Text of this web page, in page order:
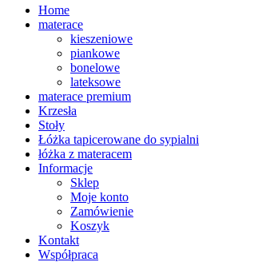
Home
materace
kieszeniowe
piankowe
bonelowe
lateksowe
materace premium
Krzesła
Stoły
Łóżka tapicerowane do sypialni
łóżka z materacem
Informacje
Sklep
Moje konto
Zamówienie
Koszyk
Kontakt
Współpraca